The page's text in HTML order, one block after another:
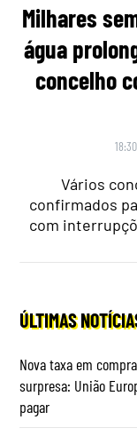
Milhares
água
concelho
Vários
confirmados
com
ÚLTIMAS
Nova taxa em
surpresa: União
pagar